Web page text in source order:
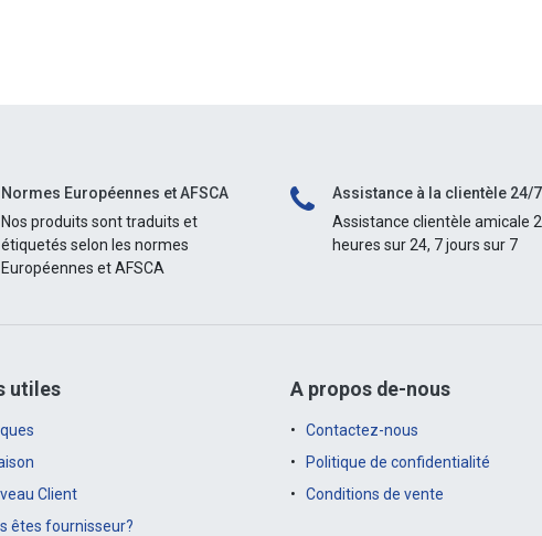
Normes Européennes et AFSCA
Nos produits sont traduits et
étiquetés selon les normes
Européennes et AFSCA
Assistance à la clientèle 24/7
Assistance clientèle amicale
heures sur 24, 7 jours sur 7
utiles
Client
êtes fournisseur?
A propos de-nous
Contactez-nous
Politique de confidentialité
Conditions de vente